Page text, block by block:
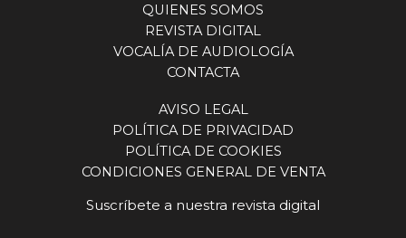
QUIENES SOMOS
REVISTA DIGITAL
VOCALÍA DE AUDIOLOGÍA
CONTACTA
AVISO LEGAL
POLÍTICA DE PRIVACIDAD
POLÍTICA DE COOKIES
CONDICIONES GENERAL DE VENTA
Suscríbete a nuestra revista digital